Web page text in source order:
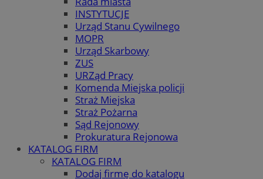
INSTYTUCJE
Urząd Stanu Cywilnego
MOPR
Urząd Skarbowy
ZUS
URZąd Pracy
Komenda Miejska policji
Straż Miejska
Straż Pożarna
Sąd Rejonowy
Prokuratura Rejonowa
KATALOG FIRM
KATALOG FIRM
Dodaj firmę do katalogu